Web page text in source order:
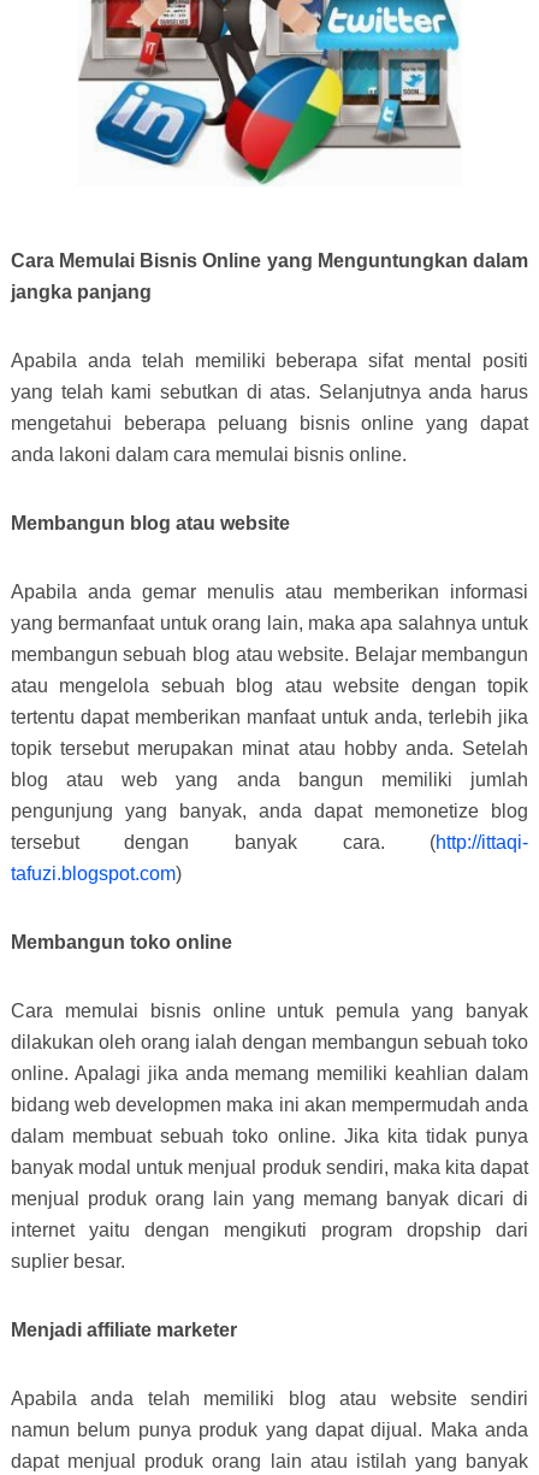
Cara Memulai Bisnis Online yang Menguntungkan dalam
jangka panjang
Apabila anda telah memiliki beberapa sifat mental positi
yang telah kami sebutkan di atas. Selanjutnya anda harus
mengetahui beberapa peluang bisnis online yang dapat
anda lakoni dalam cara memulai bisnis online.
Membangun blog atau website
Apabila anda gemar menulis atau memberikan informasi
yang bermanfaat untuk orang lain, maka apa salahnya untuk
membangun sebuah blog atau website. Belajar membangun
atau mengelola sebuah blog atau website dengan topik
tertentu dapat memberikan manfaat untuk anda, terlebih jika
topik tersebut merupakan minat atau hobby anda. Setelah
blog atau web yang anda bangun memiliki jumlah
pengunjung yang banyak, anda dapat memonetize blog
tersebut dengan banyak cara. (http://ittaqi-
tafuzi.blogspot.com)
Membangun toko online
Cara memulai bisnis online untuk pemula yang banyak
dilakukan oleh orang ialah dengan membangun sebuah toko
online. Apalagi jika anda memang memiliki keahlian dalam
bidang web developmen maka ini akan mempermudah anda
dalam membuat sebuah toko online. Jika kita tidak punya
banyak modal untuk menjual produk sendiri, maka kita dapat
menjual produk orang lain yang memang banyak dicari di
internet yaitu dengan mengikuti program dropship dari
suplier besar.
Menjadi affiliate marketer
Apabila anda telah memiliki blog atau website sendiri
namun belum punya produk yang dapat dijual. Maka anda
dapat menjual produk orang lain atau istilah yang banyak